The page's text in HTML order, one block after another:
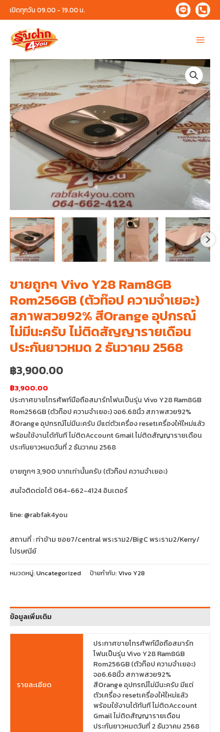
Skip
to
content
เปิดทุกวัน 09.00 - 19.00 น.
Main
Menu
ขายถูกๆ Vivo Y28 Ram8GB
Rom256GB (ตัวท๊อป ความจำเยอะ)
สภาพสวย92% สีOrange อุปกรณ์
ไม่มีนะครับ ไม่ติดสัญญารายเดือน
ประกันยาวหมด 2 ธันวาคม 2568
฿3,900.00
฿3,900.00
ประกาศขายโทรศัพท์มือถือสมาร์ทโฟนเป็นรุ่น Vivo Y28 Ram8GB
Rom256GB (ตัวท๊อป ความจำเยอะ) จอ6.68นิ้ว สภาพสวย92%
สีOrange อุปกรณ์ไม่มีนะครับ มีแต่ตัวเครื่อง resetเครื่องให้ใหม่แล้ว
พร้อมใช้งานได้ทันที ไม่ติดAccount Gmail ไม่ติดสัญญารายเดือน
ประกันยาวหมดวันที่ 2 ธันวาคม 2568
ขายถูกๆ 3,900 บาทเท่านั้นครับ (ตัวท๊อป ความจำเยอะ)
สนใจติดต่อได้ 064-662-4124 อินเตอร์
line: @rabfak4you
สถานที่ : ท่าข้าม ซอย7/central พระราม2/BigC พระราม2/Kerry/
ไปรษณีย์
หมวดหมู่: Uncategorized ป้ายกำกับ: Vivo Y28
ข้อมูลเพิ่มเติม
รายละเอียด
ประกาศขายโทรศัพท์มือถือสมาร์ท
โฟนเป็นรุ่น Vivo Y28 Ram8GB
Rom256GB (ตัวท๊อป ความจำเยอะ)
จอ6.68นิ้ว สภาพสวย92%
สีOrange อุปกรณ์ไม่มีนะครับ มีแต่
ตัวเครื่อง resetเครื่องให้ใหม่แล้ว
พร้อมใช้งานได้ทันที ไม่ติดAccount
Gmail ไม่ติดสัญญารายเดือน
ประกันยาวหมดวันที่ 2 ธันวาคม 2568